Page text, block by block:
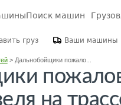
Поиск машин
груз Ваши машины
> Дальнобойщики пожало...
на